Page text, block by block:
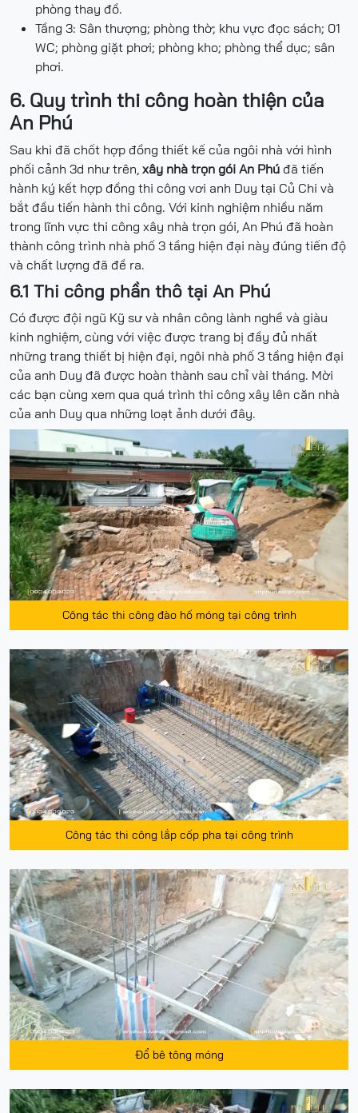
phòng thay đồ.
Tầng 3: Sân thượng; phòng thờ; khu vực đọc sách; 01
WC; phòng giặt phơi; phòng kho; phòng thể dục; sân
phơi.
6. Quy trình thi công hoàn thiện của
An Phú
Sau khi đã chốt hợp đồng thiết kế của ngôi nhà với hình
phối cảnh 3d như trên, xây nhà trọn gói An Phú đã tiến
hành ký kết hợp đồng thi công vơi anh Duy tại Củ Chi và
bắt đầu tiến hành thi công. Với kinh nghiệm nhiều năm
trong lĩnh vực thi công xây nhà trọn gói, An Phú đã hoàn
thành công trình nhà phố 3 tầng hiện đại này đúng tiến độ
và chất lượng đã đề ra.
6.1 Thi công phần thô tại An Phú
Có được đội ngũ Kỹ sư và nhân công lành nghề và giàu
kinh nghiệm, cùng với việc được trang bị đầy đủ nhất
những trang thiết bị hiện đại, ngôi nhà phố 3 tầng hiện đại
của anh Duy đã được hoàn thành sau chỉ vài tháng. Mời
các bạn cùng xem qua quá trình thi công xây lên căn nhà
của anh Duy qua những loạt ảnh dưới đây.
Công tác thi công đào hố móng tại công trình
Công tác thi công lắp cốp pha tại công trình
Đổ bê tông móng